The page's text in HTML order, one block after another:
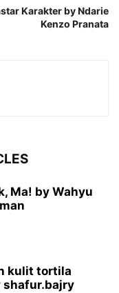
Karakter by Ndarie
Kenzo Pranata
Ma! by Wahyu
kulit tortila
shafur.bajry